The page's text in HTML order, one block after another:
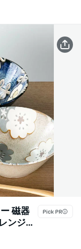
磁器
ンジ対
ート
取り分